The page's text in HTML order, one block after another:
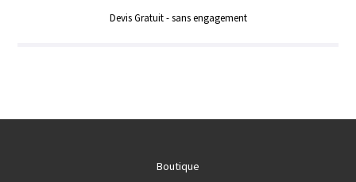
Devis Gratuit - sans engagement
Boutique